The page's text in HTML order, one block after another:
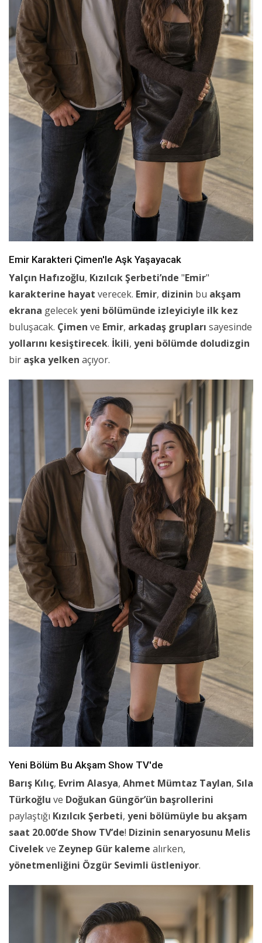
Emir Karakteri Çimen'le Aşk Yaşayacak
Yalçın Hafızoğlu, Kızılcık Şerbeti’nde "Emir"
karakterine hayat verecek. Emir, dizinin bu akşam
ekrana gelecekyeni bölümünde izleyiciyle ilk kez
buluşacak. Çimen ve Emir, arkadaş grupları sayesinde
yollarını kesiştirecek. İkili, yeni bölümde doludizgin
bir aşka yelken açıyor.
Yeni Bölüm Bu Akşam Show TV'de
Barış Kılıç, Evrim Alasya, Ahmet Mümtaz Taylan, Sıla
Türkoğlu ve Doğukan Güngör’ün başrollerini
paylaştığı Kızılcık Şerbeti, yeni bölümüyle bu akşam
saat 20.00’de Show TV’de! Dizinin senaryosunu Melis
Civelekve Zeynep Gür kaleme alırken,
yönetmenliğini Özgür Sevimli üstleniyor.